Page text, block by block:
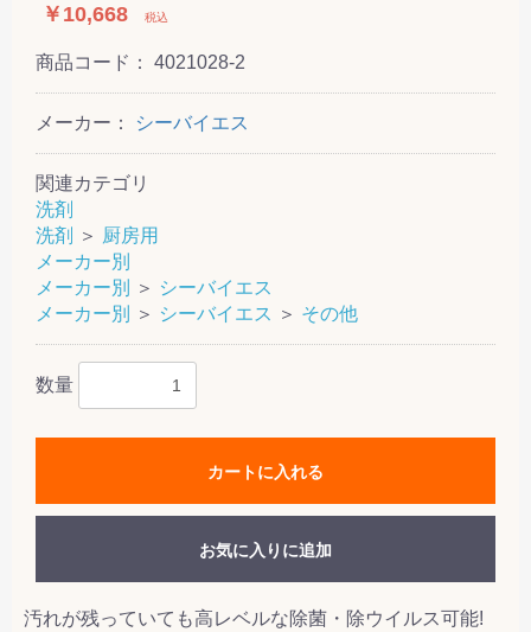
￥10,668 税込
商品コード： 4021028-2
メーカー： シーバイエス
関連カテゴリ
洗剤
洗剤
＞ 厨房用
メーカー別
メーカー別
＞ シーバイエス
メーカー別
＞ シーバイエス ＞ その他
数量
カートに入れる
お気に入りに追加
汚れが残っていても高レベルな除菌・除ウイルス可能!